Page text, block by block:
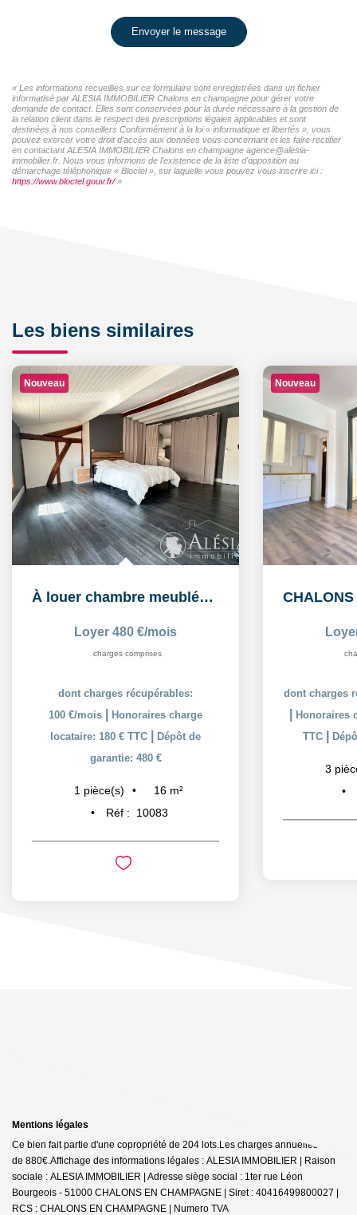
Envoyer le message
« Les informations recueillies sur ce formulaire sont enregistrées dans un fichier
informatisé par ALESIA IMMOBILIER Chalons en champagne pour gérer votre
demande de contact. Elles sont conservées pour la durée nécessaire à la gestion de
la relation client dans le respect des prescriptions légales applicables et sont
destinées à nos conseillers Conformément à la loi « informatique et libertés », vous
pouvez exercer votre droit d'accès aux données vous concernant et les faire rectifier
en contactant ALESIA IMMOBILIER Chalons en champagne agence@alesia-
immobilier.fr. Nous vous informons de l'existence de la liste d'opposition au
démarchage téléphonique « Bloctel », sur laquelle vous pouvez vous inscrire ici :
https://www.bloctel.gouv.fr/»
Les biens similaires
Nouveau
À louer chambre meublée de 16,26 m² dans un logement...
Loyer 480 €/mois
charges comprises
dont charges récupérables:
100 €/mois
Honoraires charge
locataire: 180 € TTC
Dépôt de
garantie: 480 €
1 pièce(s) 16 m²
Réf :
10083
Nouveau
dont charges
Honoraires
TTC
3
Mentions légales
Ce bien fait partie d'une copropriété de 204 lots.Les charges annuelles sont
de 880€.Affichage des informations légales : ALESIA IMMOBILIER | Raison
sociale : ALESIA IMMOBILIER | Adresse siège social : 1ter rue Léon
Bourgeois - 51000 CHALONS EN CHAMPAGNE | Siret : 40416499800027 |
RCS : CHALONS EN CHAMPAGNE | Numero TVA